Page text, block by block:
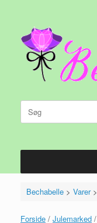
Søg
efter:
Bechabelle> Varer>
Forside / Julemarked